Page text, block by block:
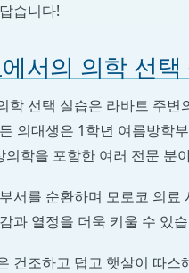
습니다!
서의 의학 선택
학 선택 실습은 라바트 주
의대생은 1학년 여름방학
의학을 포함한 여러 전문 분
서를 순환하며 모로코 의
과 열정을 더욱 키울 수 있
건조하고 덥고 햇살이 따